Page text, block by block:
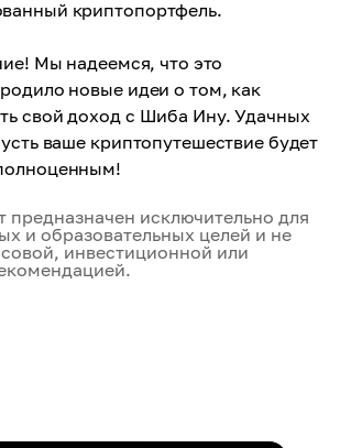
криптопортфель.
Мы надеемся, что это
новые идеи о том, как
свой доход с Шиба Ину. Удачных
ваше криптопутешествие будет
предназначен исключительно для
и образовательных целей и не
инвестиционной или